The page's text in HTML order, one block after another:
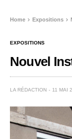
Home Expositions
EXPOSITIONS
Nouvel
LA RÉDACTION 11 MAI